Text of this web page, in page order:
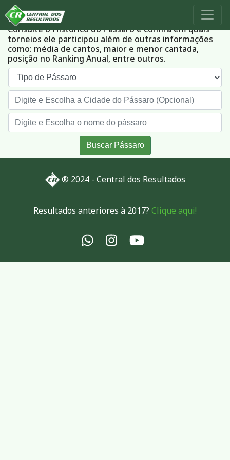
Histórico dos Pássaros
Consulte o Histórico do Pássaro e confira em quais
torneios ele participou além de outras informações
como: média de cantos, maior e menor cantada,
posição no Ranking Anual, entre outros.
Buscar Pássaro
® 2024 - Central dos Resultados
Resultados anteriores à 2017? Clique aqui!